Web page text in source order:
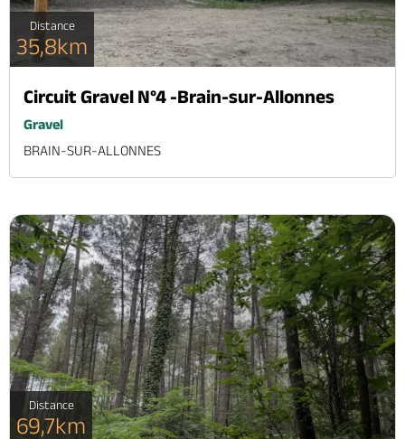
Distance
35,8km
Circuit Gravel N°4 -Brain-sur-Allonnes
Gravel
BRAIN-SUR-ALLONNES
Distance
69,7km